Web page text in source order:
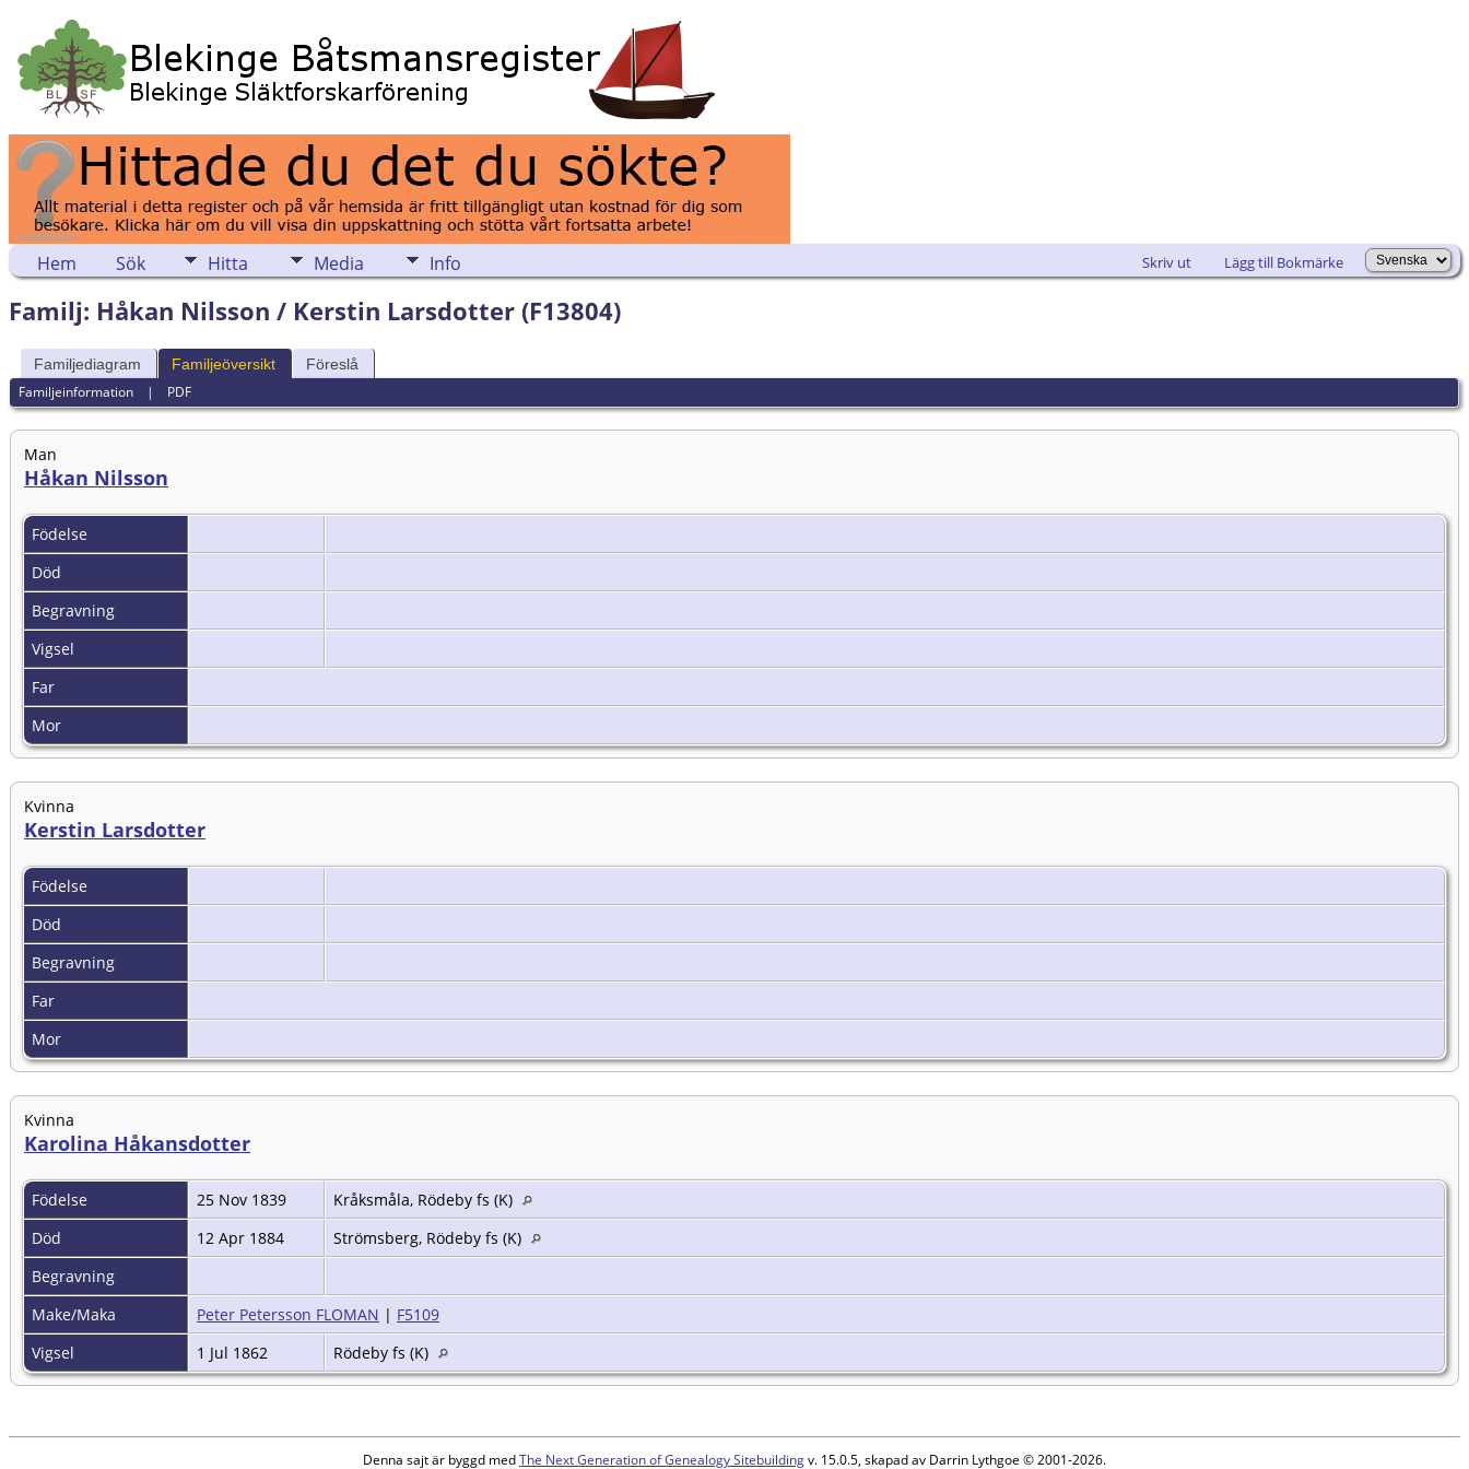
Hem Sök Hitta Media Info Skriv ut Lägg till Bokmärke
Familj: Håkan Nilsson / Kerstin Larsdotter (F13804)
Familjediagram Familjeöversikt Föreslå
Familjeinformation | PDF
Man
Håkan Nilsson
Födelse
Död
Begravning
Vigsel
Far
Mor
Kvinna
Kerstin Larsdotter
Födelse
Död
Begravning
Far
Mor
Kvinna
Karolina Håkansdotter
Födelse 25 Nov 1839
Kråksmåla, Rödeby fs (K)
Död
12 Apr 1884
Strömsberg, Rödeby fs (K)
Begravning
Make/Maka
Peter Petersson FLOMAN | F5109
Vigsel
1 Jul 1862 Rödeby fs (K)
Denna sajt är byggd medThe Next Generation of Genealogy Sitebuildingv. 15.0.5, skapad av Darrin Lythgoe © 2001-2026.